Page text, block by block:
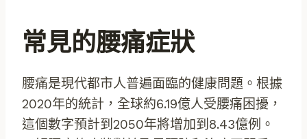
常見的腰痛症狀
腰痛是現代都市人普遍面臨的健康問題。根據
2020年的統計，全球約6.19億人受腰痛困擾，
這個數字預計到2050年將增加到8.43億例。